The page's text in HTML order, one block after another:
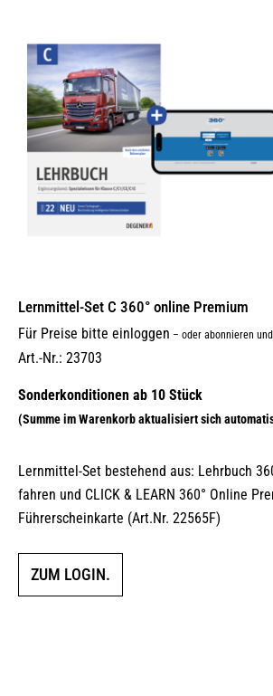
Lernmittel-Set C 360° online Premium
Für Preise bitte einloggen – oder abonnieren
Art.-Nr.: 23703
Lernmittel-Set bestehend aus: Lehrbuch
fahren und CLICK & LEARN 360° Online
Führerscheinkarte (Art.Nr. 22565F)
ZUM LOGIN.